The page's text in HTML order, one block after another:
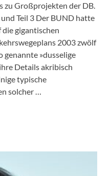
zu Großprojekten der DB.
und Teil 3 Der BUND hatte
gigantischen
2003 zwölf
genannte »dusselige
Details akribisch
typische
solcher …